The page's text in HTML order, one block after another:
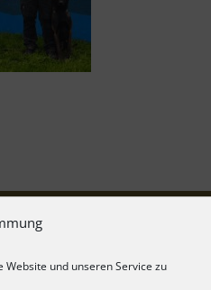
und unseren Service zu